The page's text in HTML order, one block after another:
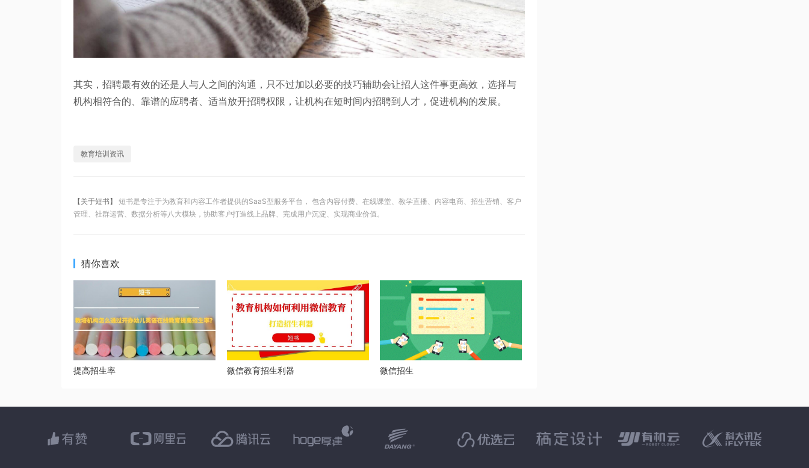
其实，招聘最有效的还是人与人之间的沟通，只不过加以必要的技巧辅助会让招人这件事更高效，选择与
机构相符合的、靠谱的应聘者、适当放开招聘权限，让机构在短时间内招聘到人才，促进机构的发展。
教育培训资讯
【关于短书】 短书是专注于为教育和内容工作者提供的SaaS型服务平台， 包含内容付费、在线课堂、教学直播、内容电商、招生营销、客户
管理、社群运营、数据分析等八大模块，协助客户打造线上品牌、完成用户沉淀、实现商业价值。
猜你喜欢
提高招生率 微信教育招生利器 微信招生